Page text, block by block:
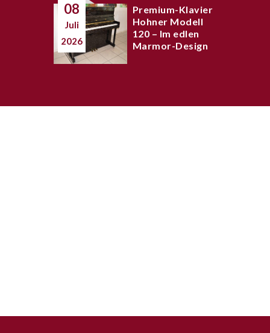
08
Juli
2026
Premium-Klavier
Hohner Modell
120 – Im edlen
Marmor-Design